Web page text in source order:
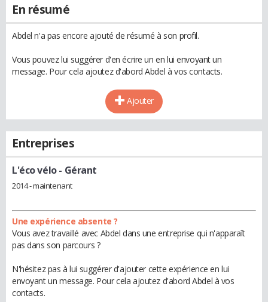
En résumé
Abdel n'a pas encore ajouté de résumé à son profil.
Vous pouvez lui suggérer d'en écrire un en lui envoyant un
message. Pour cela ajoutez d'abord Abdel à vos contacts.
Ajouter
Entreprises
L'éco vélo- Gérant
2014 - maintenant
Une expérience absente ?
Vous avez travaillé avec Abdel dans une entreprise qui n'apparaît
pas dans son parcours ?
N'hésitez pas à lui suggérer d'ajouter cette expérience en lui
envoyant un message. Pour cela ajoutez d'abord Abdel à vos
contacts.